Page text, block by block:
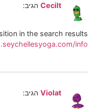
Cecilt הגיב:
in the search results
info
Violat הגיב: